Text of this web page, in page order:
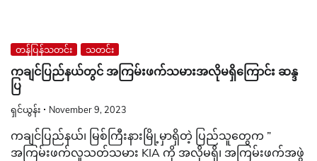
တန်ပြန်သတင်း သတင်း
ကချင်ပြည်နယ်တွင် အကြမ်းဖက်သမားအလိုမရှိကြောင်း ဆန္ဒ
ပြ
ရှင်ယွန်း November 9, 2023
ကချင်ပြည်နယ်၊ မြစ်ကြီးနားမြို့မှာရှိတဲ့ ပြည်သူတွေက ”
အကြမ်းဖက်လူသတ်သမား KIA ကို အလိုမရှိ၊ အကြမ်းဖက်အဖွဲ